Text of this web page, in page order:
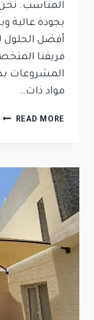
المناسب.
بجودة عالية
أفضل الحلول
فريقنا
المشروعات
مواد ذات…
READ MORE